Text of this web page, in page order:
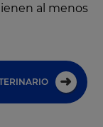
al menos